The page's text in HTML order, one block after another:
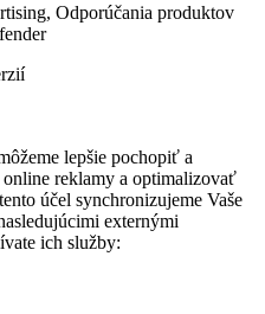
Odporúčania produktov
lepšie pochopiť a
reklamy a optimalizovať
účel synchronizujeme Vaše
externými
ich služby: